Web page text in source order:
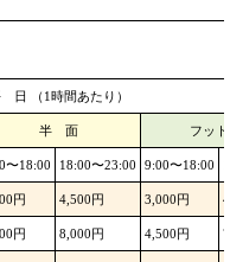
日 （1時間あたり）
半 面 フッ
〜18:00 18:00〜23:00 9:00〜18:00
円 4,500円 3,000円
円 8,000円 4,500円